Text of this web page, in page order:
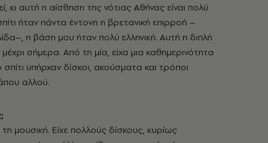
κι αυτή η αίσθηση της νότιας Αθήνας είναι πολύ
ήταν πάντα έντονη η βρετανική επιρροή –
η βάση μου ήταν πολύ ελληνική. Αυτή η διπλή
σήμερα. Από τη μία, είχα μια καθημερινότητα
υπήρχαν δίσκοι, ακούσματα και τρόποι
αλλού.
μουσική. Είχε πολλούς δίσκους, κυρίως